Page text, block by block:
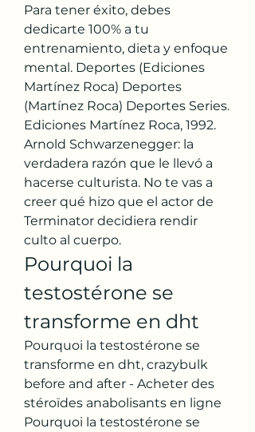
Para tener éxito, debes
dedicarte 100% a tu
entrenamiento, dieta y enfoque
mental. Deportes (Ediciones
Martínez Roca) Deportes
(Martínez Roca) Deportes Series.
Ediciones Martínez Roca, 1992.
Arnold Schwarzenegger: la
verdadera razón que le llevó a
hacerse culturista. No te vas a
creer qué hizo que el actor de
Terminator decidiera rendir
culto al cuerpo.
Pourquoi la
testostérone se
transforme en dht
Pourquoi la testostérone se
transforme en dht, crazybulk
before and after - Acheter des
stéroïdes anabolisants en ligne
Pourquoi la testostérone se